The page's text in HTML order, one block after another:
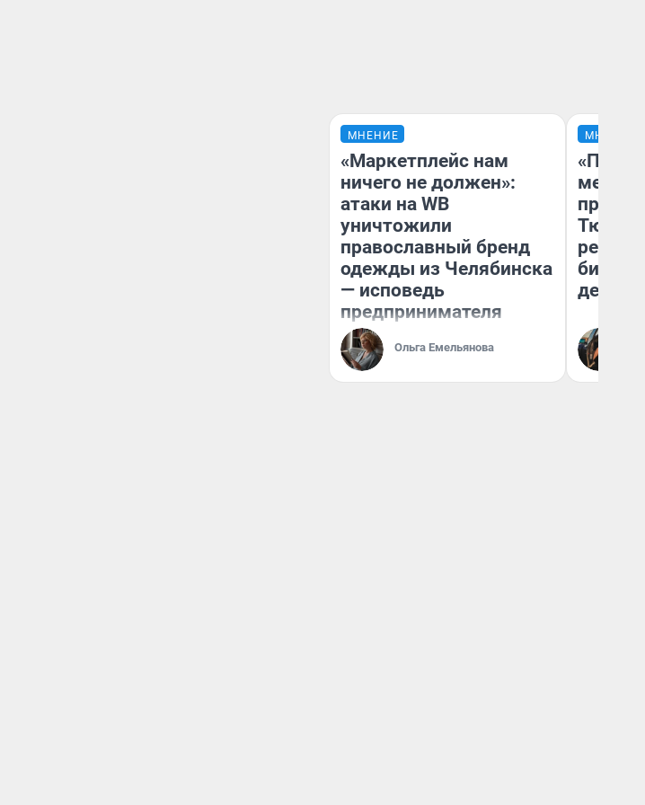
МНЕНИЕ
«Маркетплейс нам
ничего не должен»:
атаки на WB
уничтожили
православный бренд
одежды из Челябинска
— исповедь
предпринимателя
Ольга Емельянова
МНЕНИЕ